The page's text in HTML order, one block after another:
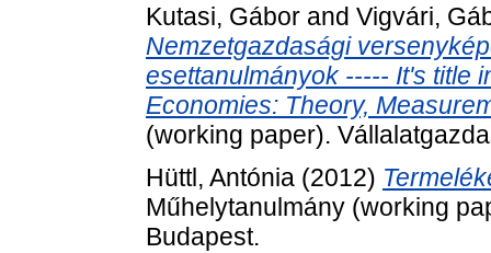
Kutasi, Gábor and Vigvári,
Nemzetgazdasági
esettanulmányok ----- It's title
Economies: Theory,
(working paper).
Hüttl, Antónia (2012)
Műhelytanulmány (working
Budapest.